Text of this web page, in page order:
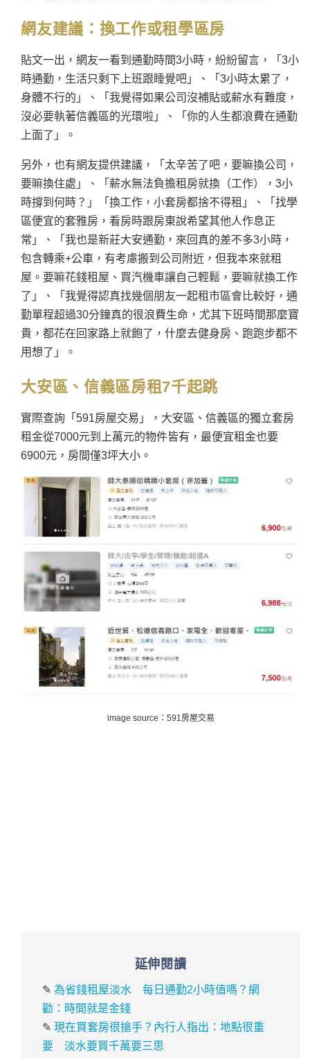
網友建議： 換工作或租學區房
貼文一出，網友一看到通勤時間3小時，紛紛留言，「3小
時通勤，生活只剩下上班跟睡覺吧」、「3小時太累了，
身體不行的」、「我覺得如果公司沒補貼或薪水有難度，
沒必要執著信義區的光環啦」、「你的人生都浪費在通勤
上面了」。
另外，也有網友提供建議，「太辛苦了吧，要嘛換公司，
要嘛換住處」、「薪水無法負擔租房就換（工作），3小
時撐到何時？」「換工作，小套房都捨不得租」、「找學
區便宜的套雅房，看房時跟房東說希望其他人作息正
常」、「我也是新莊大安通勤，來回真的差不多3小時，
包含轉乘+公車，有考慮搬到公司附近，但我本來就租
屋。要嘛花錢租屋、買汽機車讓自己輕鬆，要嘛就換工作
了」、「我覺得認真找幾個朋友一起租市區會比較好，通
勤單程超過30分鐘真的很浪費生命，尤其下班時間那麼寶
貴，都花在回家路上就飽了，什麼去健身房、跑跑步都不
用想了」。
大安區、信義區房租7千起跳
實際查詢「591房屋交易」，大安區、信義區的獨立套房
租金從7000元到上萬元的物件皆有，最便宜租金也要
6900元，房間僅3坪大小。
image source：591房屋交易
延伸閱讀
✎為省錢租屋淡水 每日通勤2小時值嗎？網
勸：時間就是金錢
✎現在買套房很搶手？內行人指出：地點很重
要 淡水要買千萬要三思